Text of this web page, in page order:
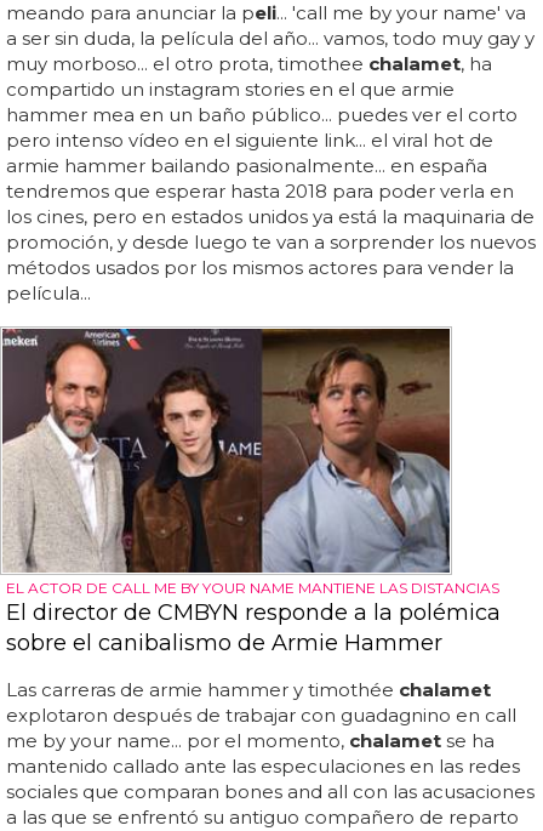
meando para anunciar la peli... 'call me by your name' va
a ser sin duda, la película del año... vamos, todo muy gay y
muy morboso... el otro prota, timothee chalamet, ha
compartido un instagram stories en el que armie
hammer mea en un baño público... puedes ver el corto
pero intenso vídeo en el siguiente link... el viral hot de
armie hammer bailando pasionalmente... en españa
tendremos que esperar hasta 2018 para poder verla en
los cines, pero en estados unidos ya está la maquinaria de
promoción, y desde luego te van a sorprender los nuevos
métodos usados por los mismos actores para vender la
película...
EL ACTOR DE CALL ME BY YOUR NAME MANTIENE LAS DISTANCIAS
El director de CMBYN responde a la polémica
sobre el canibalismo de Armie Hammer
Las carreras de armie hammer y timothée chalamet
explotaron después de trabajar con guadagnino en call
me by your name... por el momento, chalamet se ha
mantenido callado ante las especulaciones en las redes
sociales que comparan bones and all con las acusaciones
a las que se enfrentó su antiguo compañero de reparto